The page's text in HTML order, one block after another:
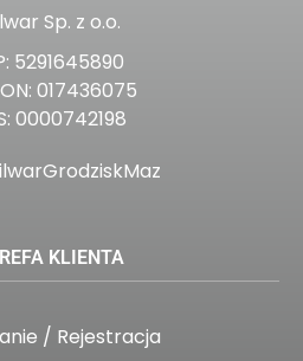
Sp. z o.o.
5291645890
017436075
0000742198
KLIENTA
/ Rejestracja